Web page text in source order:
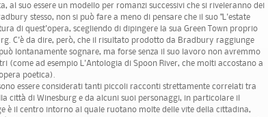
al suo essere un modello per romanzi successivi che si riveleranno dei
stesso, non si può fare a meno di pensare che il suo "L'estate
di quest'opera, scegliendo di dipingere la sua Green Town proprio
C'è da dire, però, che il risultato prodotto da Bradbury raggiunge
lontanamente sognare, ma forse senza il suo lavoro non avremmo
(come ad esempio L'Antologia di Spoon River, che molti accostano a
poetica).
essere considerati tanti piccoli racconti strettamente correlati tra
città di Winesburg e da alcuni suoi personaggi, in particolare il
è il centro intorno al quale ruotano molte delle vite della cittadina,